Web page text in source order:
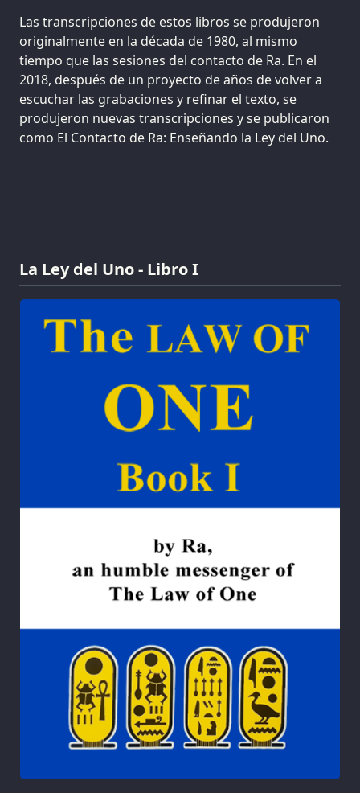
Las transcripciones de estos libros se produjeron
originalmente en la década de 1980, al mismo
tiempo que las sesiones del contacto de Ra. En el
2018, después de un proyecto de años de volver a
escuchar las grabaciones y refinar el texto, se
produjeron nuevas transcripciones y se publicaron
como El Contacto de Ra: Enseñando la Ley del Uno.
La Ley del Uno - Libro I